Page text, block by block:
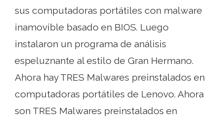
sus computadoras portátiles con malware
inamovible basado en BIOS. Luego
instalaron un programa de análisis
espeluznante al estilo de Gran Hermano.
Ahora hay TRES Malwares preinstalados en
computadoras portátiles de Lenovo. Ahora
son TRES Malwares preinstalados en